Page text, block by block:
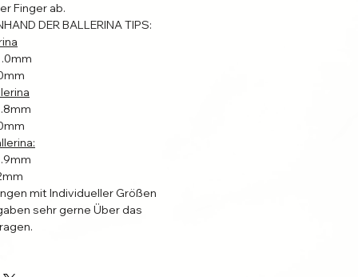
Finger ab.
DER BALLERINA TIPS:
mit Individueller Größen
sehr gerne Über das